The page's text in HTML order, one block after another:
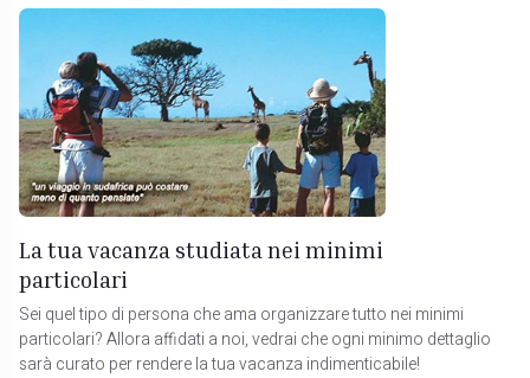
La tua vacanza studiata nei minimi
particolari
Sei quel tipo di persona che ama organizzare tutto nei minimi
particolari? Allora affidati a noi, vedrai che ogni minimo dettaglio
sarà curato per rendere la tua vacanza indimenticabile!